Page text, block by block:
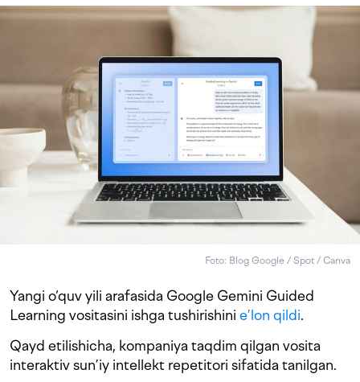
Foto: Blog Google / Spot / Canva
Yangi o‘quv yili arafasida Google Gemini Guided
Learning vositasini ishga tushirishini e’lon qildi.
Qayd etilishicha, kompaniya taqdim qilgan vosita
interaktiv sun’iy intellekt repetitori sifatida tanilgan.